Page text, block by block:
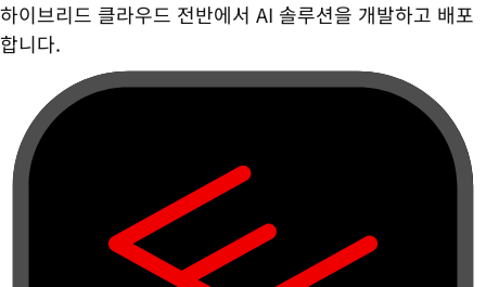
하이브리드 클라우드 전반에서 AI 솔루션을 개발하고 배포
합니다.